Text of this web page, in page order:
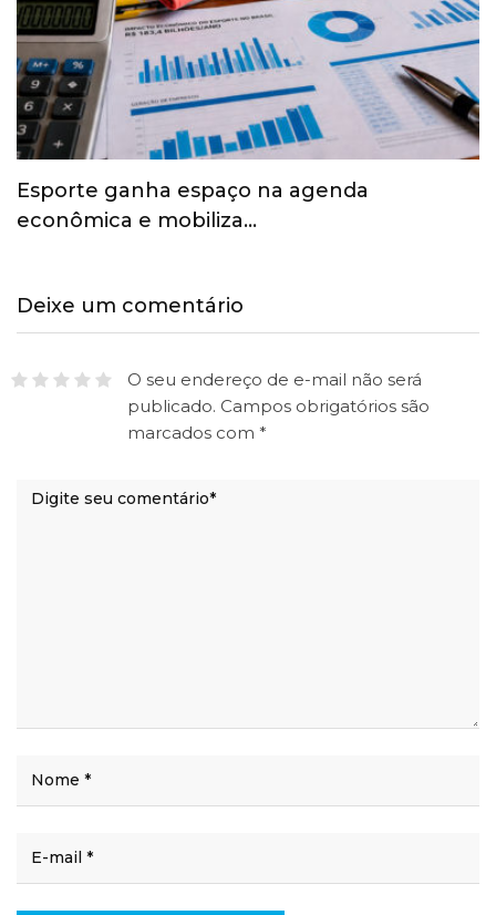
Esporte ganha espaço na agenda
econômica e mobiliza…
Deixe um comentário
O seu endereço de e-mail não será
publicado. Campos obrigatórios são
marcados com *